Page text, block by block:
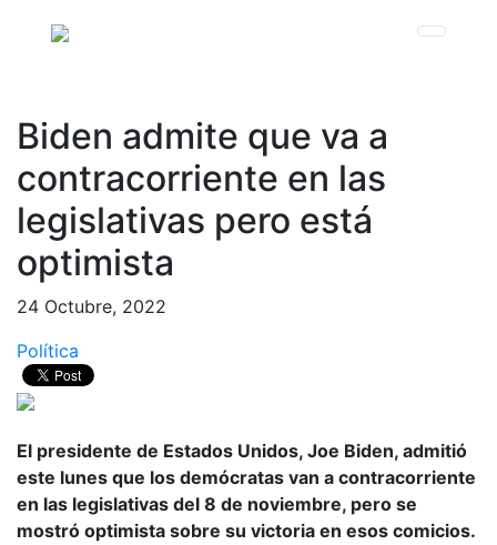
Biden admite que va a
contracorriente en las
legislativas pero está
optimista
24 Octubre, 2022
Política
El presidente de Estados Unidos, Joe Biden, admitió
este lunes que los demócratas van a contracorriente
en las legislativas del 8 de noviembre, pero se
mostró optimista sobre su victoria en esos comicios.